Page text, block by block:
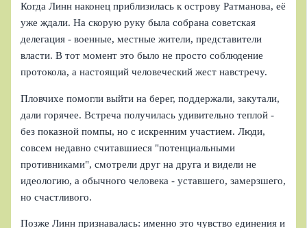
Когда Линн наконец приблизилась к острову Ратманова, её
уже ждали. На скорую руку была собрана советская
делегация - военные, местные жители, представители
власти. В тот момент это было не просто соблюдение
протокола, а настоящий человеческий жест навстречу.
Пловчихе помогли выйти на берег, поддержали, закутали,
дали горячее. Встреча получилась удивительно теплой -
без показной помпы, но с искренним участием. Люди,
совсем недавно считавшиеся "потенциальными
противниками", смотрели друг на друга и видели не
идеологию, а обычного человека - уставшего, замерзшего,
но счастливого.
Позже Линн признавалась: именно это чувство единения и